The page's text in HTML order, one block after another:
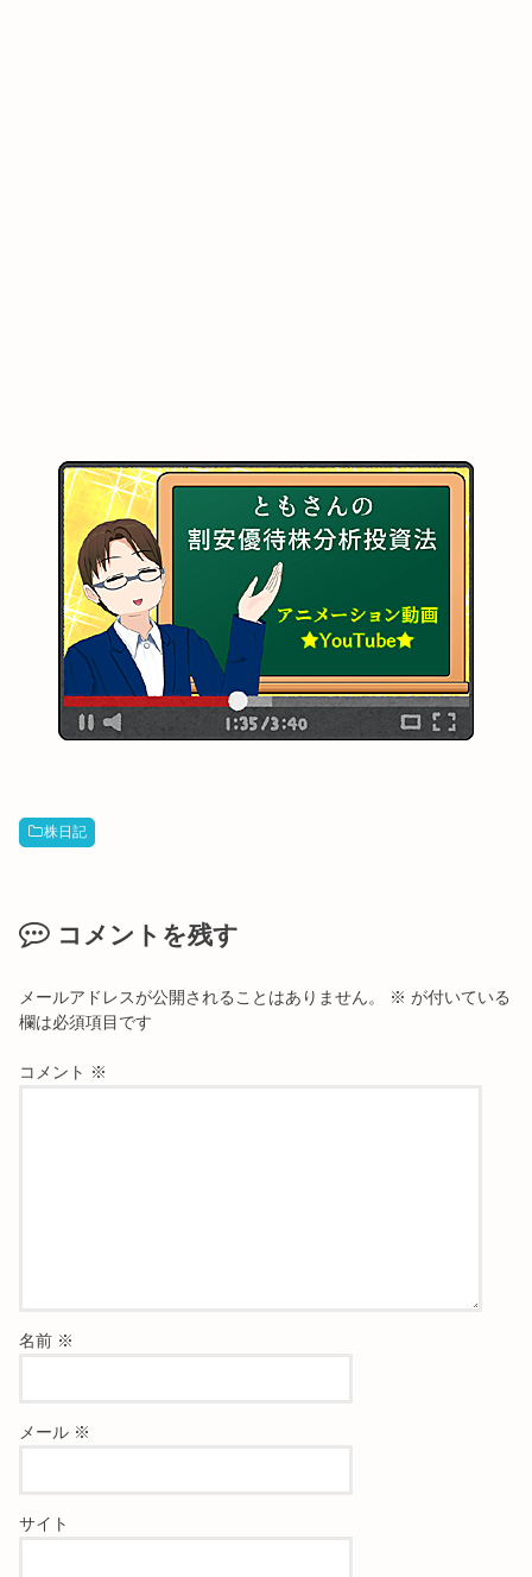
株日記
コメントを残す
メールアドレスが公開されることはありません。 ※ が付いている
欄は必須項目です
コメント ※
名前 ※
メール ※
サイト